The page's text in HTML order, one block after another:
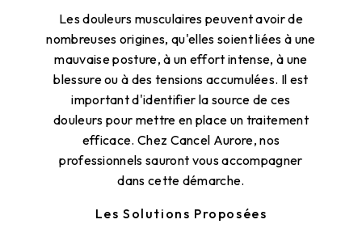
Les douleurs musculaires peuvent avoir de
nombreuses origines, qu'elles soient liées à une
mauvaise posture, à un effort intense, à une
blessure ou à des tensions accumulées. Il est
important d'identifier la source de ces
douleurs pour mettre en place un traitement
efficace. Chez Cancel Aurore, nos
professionnels sauront vous accompagner
dans cette démarche.
Les Solutions Proposées